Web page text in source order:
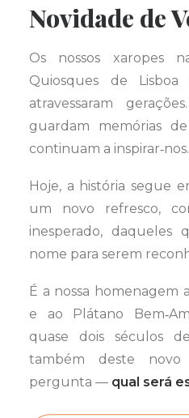
Novidade de
Os nossos xaropes
Quiosques de
atravessaram
guardam memórias
continuam a inspirar‑nos.
Hoje, a história segue
um novo refresco,
inesperado, daqueles
nome para serem
É a nossa homenagem
e ao Plátano
quase dois séculos
também deste
pergunta — qual será